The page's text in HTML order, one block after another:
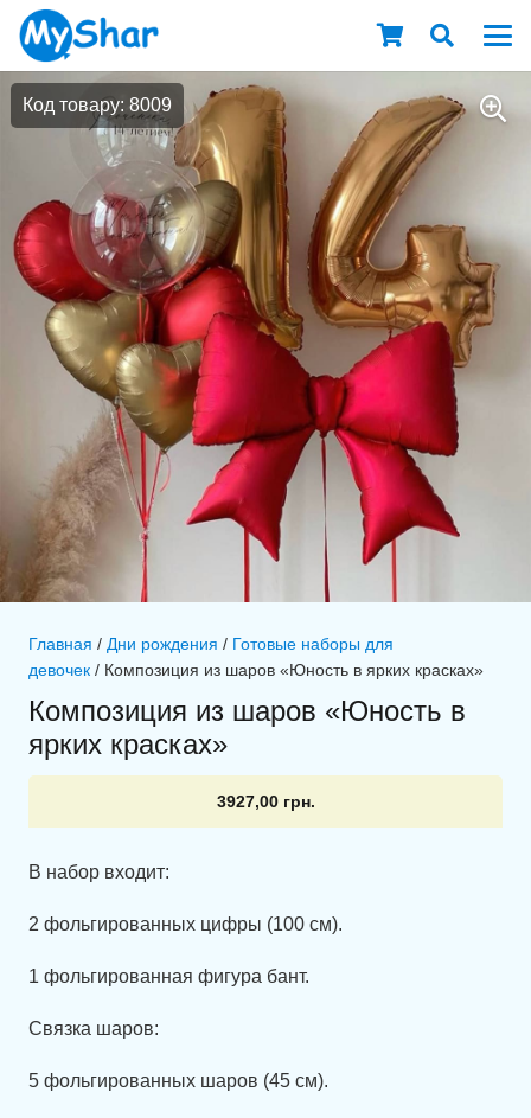
Код товару: 8009
Главная / Дни рождения / Готовые наборы для
девочек / Композиция из шаров «Юность в ярких красках»
Композиция из шаров «Юность в
ярких красках»
3927,00 грн.
В набор входит:
2 фольгированных цифры (100 см).
1 фольгированная фигура бант.
Связка шаров:
5 фольгированных шаров (45 см).